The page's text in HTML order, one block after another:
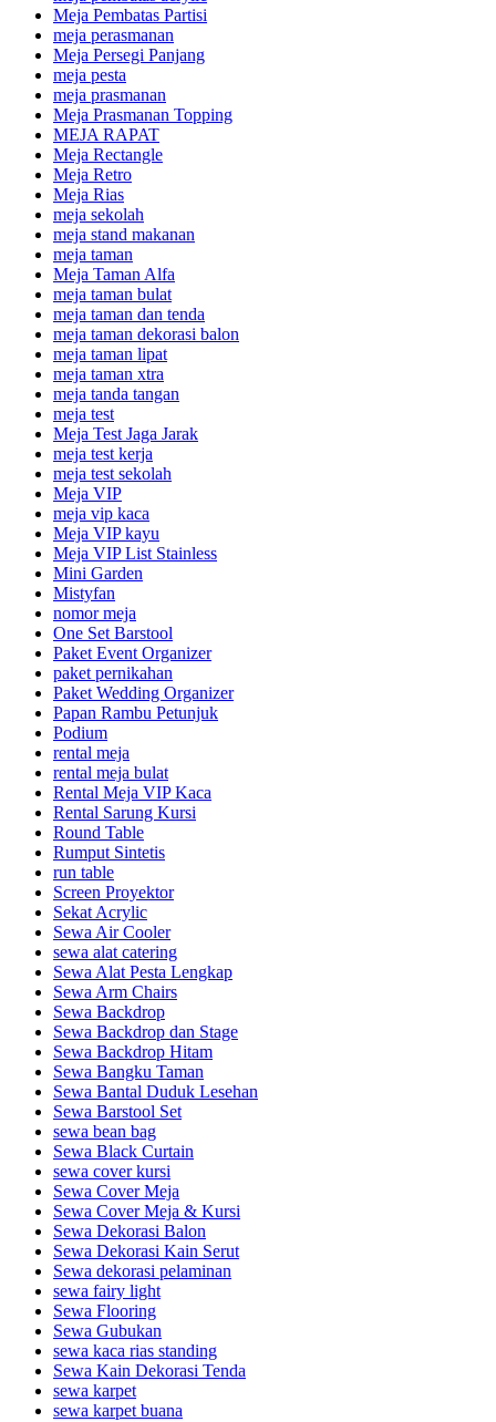
Meja Pembatas Partisi
meja perasmanan
Meja Persegi Panjang
meja pesta
meja prasmanan
Meja Prasmanan Topping
MEJA RAPAT
Meja Rectangle
Meja Retro
Meja Rias
meja sekolah
meja stand makanan
meja taman
Meja Taman Alfa
meja taman bulat
meja taman dan tenda
meja taman dekorasi balon
meja taman lipat
meja taman xtra
meja tanda tangan
meja test
Meja Test Jaga Jarak
meja test kerja
meja test sekolah
Meja VIP
meja vip kaca
Meja VIP kayu
Meja VIP List Stainless
Mini Garden
Mistyfan
nomor meja
One Set Barstool
Paket Event Organizer
paket pernikahan
Paket Wedding Organizer
Papan Rambu Petunjuk
Podium
rental meja
rental meja bulat
Rental Meja VIP Kaca
Rental Sarung Kursi
Round Table
Rumput Sintetis
run table
Screen Proyektor
Sekat Acrylic
Sewa Air Cooler
sewa alat catering
Sewa Alat Pesta Lengkap
Sewa Arm Chairs
Sewa Backdrop
Sewa Backdrop dan Stage
Sewa Backdrop Hitam
Sewa Bangku Taman
Sewa Bantal Duduk Lesehan
Sewa Barstool Set
sewa bean bag
Sewa Black Curtain
sewa cover kursi
Sewa Cover Meja
Sewa Cover Meja & Kursi
Sewa Dekorasi Balon
Sewa Dekorasi Kain Serut
Sewa dekorasi pelaminan
sewa fairy light
Sewa Flooring
Sewa Gubukan
sewa kaca rias standing
Sewa Kain Dekorasi Tenda
sewa karpet
sewa karpet buana